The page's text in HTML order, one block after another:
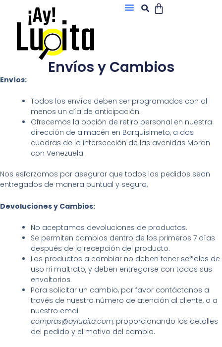
contenido
MenuSearch
Envíos y Cambios
Envíos:
Todos los envíos deben ser programados con al
menos un día de anticipación.
Ofrecemos la opción de retiro personal en nuestra
dirección de almacén en Barquisimeto, a dos
cuadras de la intersección de las avenidas Moran
con Venezuela.
Nos esforzamos por asegurar que todos los pedidos sean
entregados de manera puntual y segura.
Devoluciones y Cambios:
No aceptamos devoluciones de productos.
Se permiten cambios dentro de los primeros 7 días
después de la recepción del producto.
Los productos a cambiar no deben tener señales de
uso ni maltrato, y deben entregarse con todos sus
envoltorios.
Para solicitar un cambio, por favor contáctanos a
través de nuestro número de atención al cliente, o a
nuestro email
compras@aylupita.com, proporcionando los detalles
del pedido y el motivo del cambio.